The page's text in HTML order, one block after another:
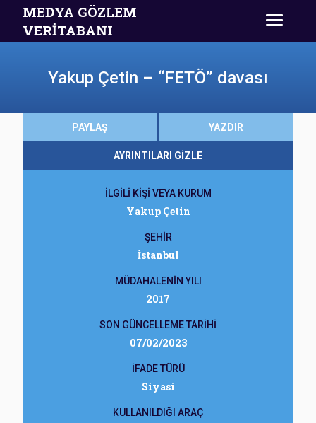
MEDYA GÖZLEM
VERİTABANI
Yakup Çetin – “FETÖ” davası
PAYLAŞ YAZDIR
AYRINTILARI GİZLE
İLGİLİ KİŞİ VEYA KURUM
Yakup Çetin
ŞEHİR
İstanbul
MÜDAHALENİN YILI
2017
SON GÜNCELLEME TARİHİ
07/02/2023
İFADE TÜRÜ
Siyasi
KULLANILDIĞI ARAÇ